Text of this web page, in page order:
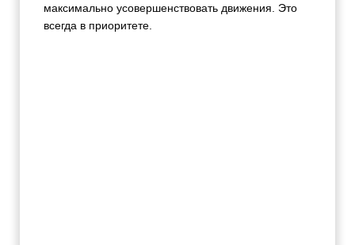
максимально усовершенствовать движения. Это
всегда в приоритете.